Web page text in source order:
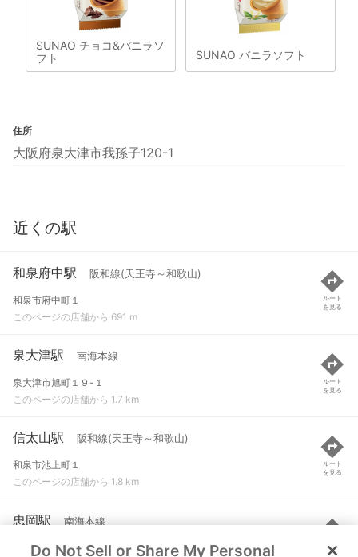
SUNAO チョコ&バニラソ
フト
SUNAO バニラソフト
住所
大阪府泉大津市我孫子120-1
近くの駅
和泉府中駅 阪和線(天王寺～和歌山)
和泉市府中町１
このページの店舗から 691 m
ルート
を見る
泉大津駅 南海本線
泉大津市旭町１９-１
このページの店舗から 1.7 km
ルート
を見る
信太山駅 阪和線(天王寺～和歌山)
和泉市池上町１
このページの店舗から 1.8 km
ルート
を見る
忠岡駅 南海本線
泉北郡忠岡町忠岡南１-５-１
ルート
を見る
Do Not Sell or Share My Personal